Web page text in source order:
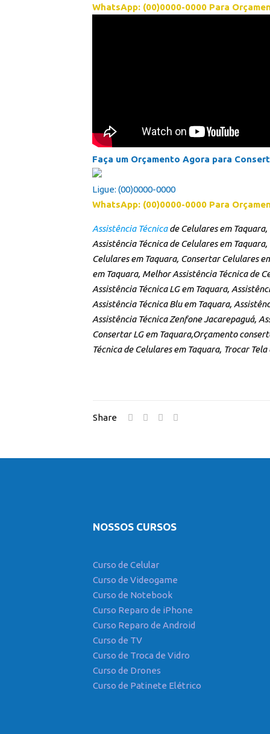
WhatsApp: (00)0000-0000 Para
Faça um Orçamento Agora para
Ligue: (00)0000-0000
WhatsApp: (00)0000-0000 Para
Assistência Técnicade Celulares em Taquara,
Assistência Técnica de Celulares em
Celulares em Taquara, Consertar Celulares
em Taquara, Melhor Assistência Técnica de
Assistência Técnica LG em Taquara,
Assistência Técnica Blu em Taquara,
Assistência Técnica Zenfone Jacarepaguá,
Consertar LG em Taquara,Orçamento
Técnica de Celulares em Taquara, Trocar
Share
NOSSOS CURSOS
Curso de Celular
Curso de Videogame
Curso de Notebook
Curso Reparo de iPhone
Curso Reparo de Android
Curso de TV
Curso de Troca de Vidro
Curso de Drones
Curso de Patinete Elétrico